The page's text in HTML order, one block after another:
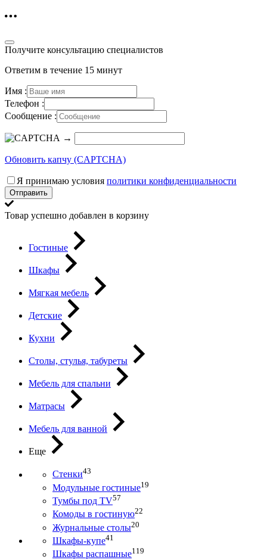
Получите консультацию специалистов
Ответим в течение 15 минут
Имя :
Телефон :
Сообщение :
→
Обновить капчу (CAPTCHA)
Я принимаю условия политики конфиденциальности
Отправить
Товар успешно добавлен в корзину
Гостиные
Шкафы
Мягкая мебель
Детские
Кухни
Столы, стулья, табуреты
Мебель для спальни
Матрасы
Мебель для ванной
Еще
Стенки43
Модульные гостиные19
Тумбы под ТV57
Комоды в гостиную22
Журнальные столы20
Шкафы-купе41
Шкафы распашные119